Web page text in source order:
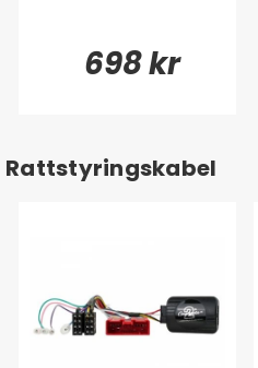
698 kr
Rattstyringskabel